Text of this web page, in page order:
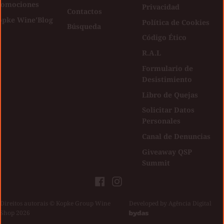
Wine'Blog
Contactos
Búsqueda
Privacidad
Política de Cookies
Código Ético
R.A.L
Formulario de
Desistimiento
Libro de Quejas
Solicitar Datos
Personales
Canal de Denuncias
Giveaway QSP
Summit
FacebookInstagram
Direitos autorais © Kopke Group Wine
Shop 2026
Developed by Agência Digital